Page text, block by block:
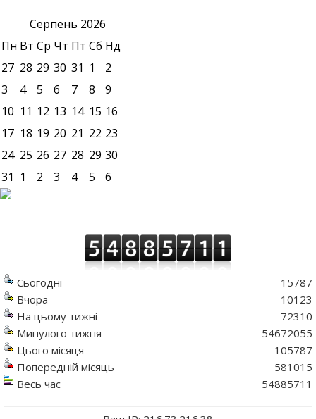
Серпень 2026
Пн Вт Ср Чт Пт Сб Нд
27 28 29 30 31 1
2
3
4 5 6 7 8
9
10 11 12 13 14 15 16
17 18 19 20 21 22 23
24 25 26 27 28 29 30
31 1 2 3 4 5 6
Сьогодні
Вчора
На цьому тижні
Минулого тижня
Цього місяця
Попередній місяць
Весь час
15787
10123
72310
54672055
105787
581015
54885711